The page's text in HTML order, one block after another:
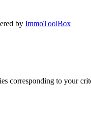
by ImmoToolBox
corresponding to your